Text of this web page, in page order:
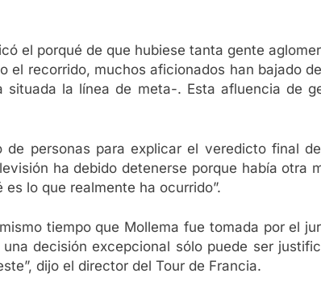
el porqué de que hubiese tanta gente
el recorrido, muchos aficionados han bajado
la línea de meta-. Esta afluencia de
de personas para explicar el veredicto final
ha debido detenerse porque había otra
lo que realmente ha ocurrido”.
tiempo que Mollema fue tomada por el
decisión excepcional sólo puede ser
dijo el director del Tour de Francia.